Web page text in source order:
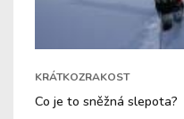
KRÁTKOZRAKOST
Co je to sněžná slepota?